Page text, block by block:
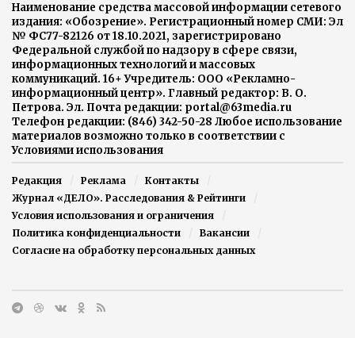
Наименование средства массовой информации сетевого
издания: «Обозрение». Регистрационный номер СМИ: Эл
№ ФС77-82126 от 18.10.2021, зарегистрировано
Федеральной службой по надзору в сфере связи,
информационных технологий и массовых
коммуникаций. 16+ Учредитель: ООО «Рекламно-
информационный центр». Главный редактор: В. О.
Петрова. Эл. Почта редакции: portal@63media.ru
Телефон редакции: (846) 342-50-28 Любое использование
материалов возможно только в соответствии с
Условиями использования
Редакция Реклама
Контакты
Журнал «ДЕЛО». Расследования & Рейтинги
Условия использования и ограничения
Политика конфиденциальности
Вакансии
Согласие на обработку персональных данных